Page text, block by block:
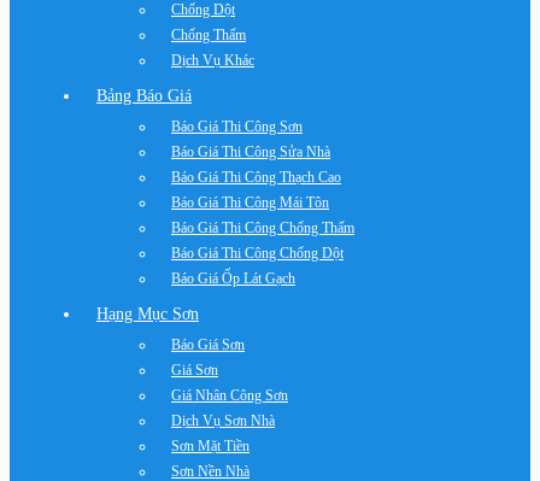
Chống Dột
Chống Thấm
Dịch Vụ Khác
Bảng Báo Giá
Báo Giá Thi Công Sơn
Báo Giá Thi Công Sửa Nhà
Báo Giá Thi Công Thạch Cao
Báo Giá Thi Công Mái Tôn
Báo Giá Thi Công Chống Thấm
Báo Giá Thi Công Chống Dột
Báo Giá Ốp Lát Gạch
Hạng Mục Sơn
Báo Giá Sơn
Giá Sơn
Giá Nhân Công Sơn
Dịch Vụ Sơn Nhà
Sơn Mặt Tiền
Sơn Nền Nhà